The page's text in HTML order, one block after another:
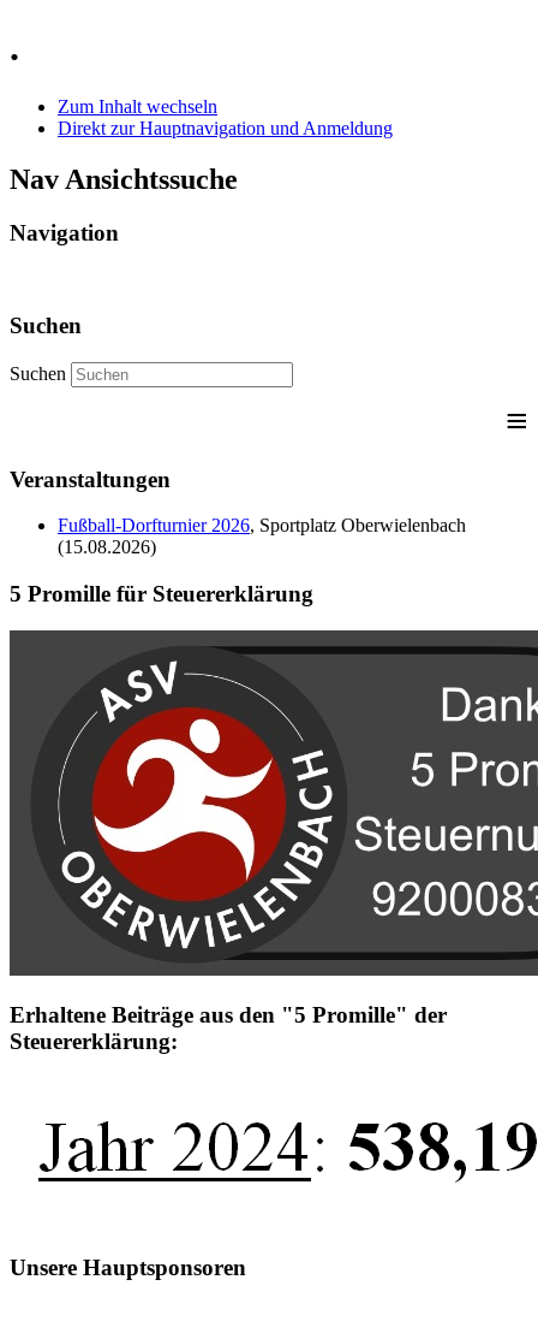
.
Zum Inhalt wechseln
Direkt zur Hauptnavigation und Anmeldung
Nav Ansichtssuche
Navigation
Suchen
Suchen
≡
Veranstaltungen
Fußball-Dorfturnier 2026, Sportplatz Oberwielenbach
(15.08.2026)
5 Promille für Steuererklärung
Erhaltene Beiträge aus den "5 Promille" der
Steuererklärung:
Unsere Hauptsponsoren